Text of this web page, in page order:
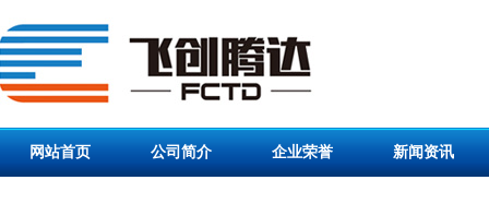
网站首页 公司简介 企业荣誉 新闻资讯